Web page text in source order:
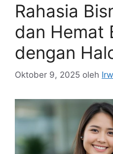
Rahasia
dan Hemat
dengan
Oktober 9, 2025 oleh